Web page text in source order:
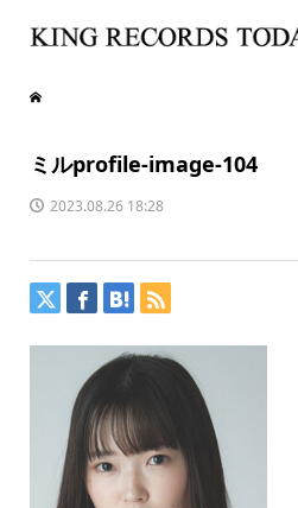
ミルprofile-image-104
2023.08.26 18:28